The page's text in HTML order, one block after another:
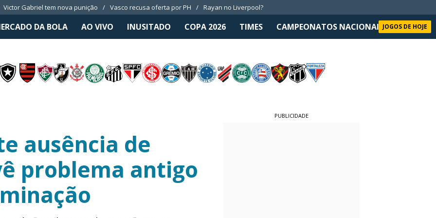
Victor Gabriel tem nova punição Vasco recusa oferta por PH Rayan no Liverpool?
DA BOLA AO VIVO INUSITADO COPA 2026 TIMES CAMPEONATOS NACIONAIS SELEÇÃO
JOGOS DE HOJE
ausência de
problema antigo
PUBLICIDADE